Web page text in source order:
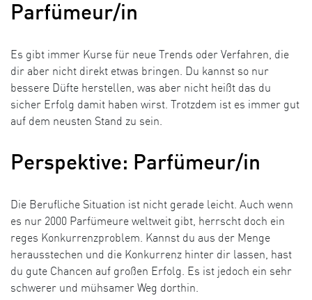
Parfümeur/in
Es gibt immer Kurse für neue Trends oder Verfahren, die
dir aber nicht direkt etwas bringen. Du kannst so nur
bessere Düfte herstellen, was aber nicht heißt das du
sicher Erfolg damit haben wirst. Trotzdem ist es immer gut
auf dem neusten Stand zu sein.
Perspektive: Parfümeur/in
Die Berufliche Situation ist nicht gerade leicht. Auch wenn
es nur 2000 Parfümeure weltweit gibt, herrscht doch ein
reges Konkurrenzproblem. Kannst du aus der Menge
herausstechen und die Konkurrenz hinter dir lassen, hast
du gute Chancen auf großen Erfolg. Es ist jedoch ein sehr
schwerer und mühsamer Weg dorthin.